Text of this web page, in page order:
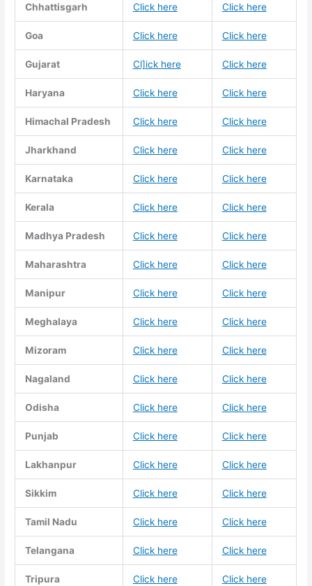
Chhattisgarh Click here Click here
Goa Click here Click here
Gujarat Cl]ick here Click here
Haryana Click here Click here
Himachal Pradesh Click here Click here
Jharkhand Click here Click here
Karnataka Click here Click here
Kerala Click here Click here
Madhya Pradesh Click here Click here
Maharashtra Click here Click here
Manipur Click here Click here
Meghalaya Click here Click here
Mizoram Click here Click here
Nagaland Click here Click here
Odisha Click here Click here
Punjab Click here Click here
Lakhanpur Click here Click here
Sikkim Click here Click here
Tamil Nadu Click here Click here
Telangana Click here Click here
Tripura Click here Click here